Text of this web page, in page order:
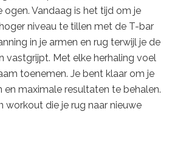
ogen. Vandaag is het tijd om je
niveau te tillen met de T-bar
in je armen en rug terwijl je de
vastgrijpt. Met elke herhaling voel
toenemen. Je bent klaar om je
maximale resultaten te behalen.
workout die je rug naar nieuwe